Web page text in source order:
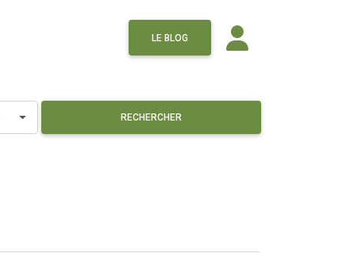
LE BLOG
RECHERCHER